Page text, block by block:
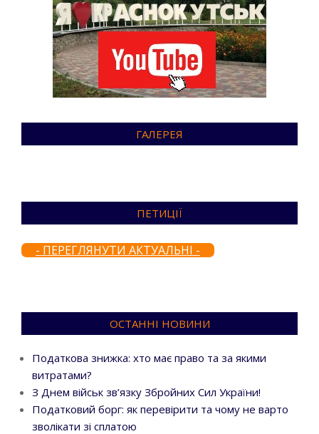
ГАЛЕРЕЯ
ПЕТИЦІЇ
- ПЕРЕГЛЯНУТИ АКТУАЛЬНІ -
ОСТАННІ НОВИНИ
Податкова знижка: хто має право та за якими
витратами?
З Днем військ зв’язку Збройних Сил України!
Податковий борг: як перевірити та чому не варто
зволікати зі сплатою